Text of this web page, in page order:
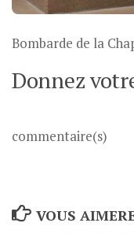
Bombarde de la
Donnez
commentaire(s)
VOUS